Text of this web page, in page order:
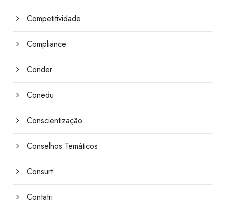
Competitividade
Compliance
Conder
Conedu
Conscientização
Conselhos Temáticos
Consurt
Contatri